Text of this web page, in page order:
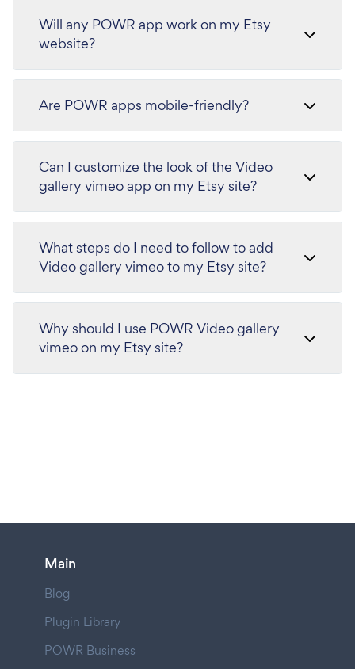
Will any POWR app work on my Etsy
website?
Are POWR apps mobile-friendly?
Can I customize the look of the Video
gallery vimeo app on my Etsy site?
What steps do I need to follow to add
Video gallery vimeo to my Etsy site?
Why should I use POWR Video gallery
vimeo on my Etsy site?
Main
Blog
Plugin Library
POWR Business